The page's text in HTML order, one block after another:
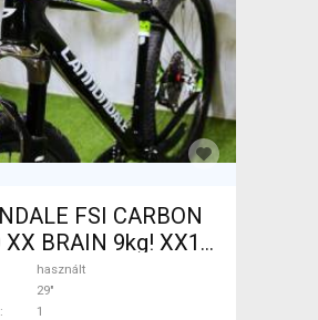
FSI CARBON
XX BRAIN 9kg! XX1
Bike 29" elöl
használt ELADÓ
használt
29"
1